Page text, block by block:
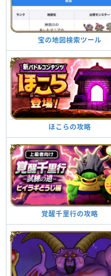
宝の地図検索ツール
ほこらの攻略
覚醒千里行の攻略